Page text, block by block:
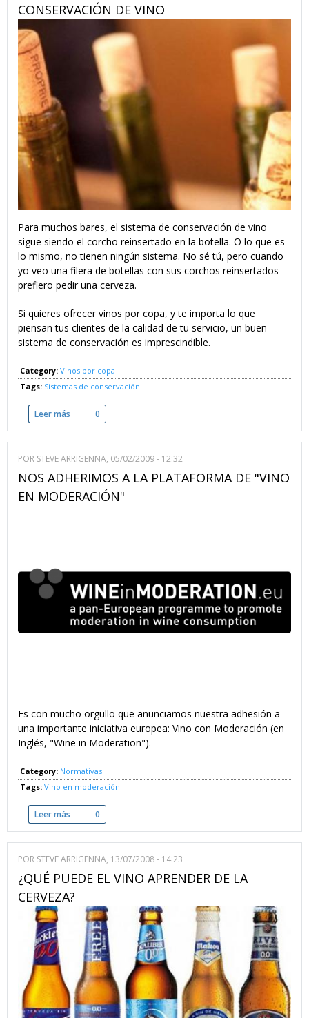
CONSERVACIÓN DE VINO
Para muchos bares, el sistema de conservación de vino
sigue siendo el corcho reinsertado en la botella. O lo que es
lo mismo, no tienen ningún sistema. No sé tú, pero cuando
yo veo una filera de botellas con sus corchos reinsertados
prefiero pedir una cerveza.
Si quieres ofrecer vinos por copa, y te importa lo que
piensan tus clientes de la calidad de tu servicio, un buen
sistema de conservación es imprescindible.
Category: Vinos por copa
Tags: Sistemas de conservación
Leer más sobre Cómo elegir un sistema de conservación de vino
0
POR STEVE ARRIGENNA, 05/02/2009 - 12:32
NOS ADHERIMOS A LA PLATAFORMA DE "VINO
EN MODERACIÓN"
Es con mucho orgullo que anunciamos nuestra adhesión a
una importante iniciativa europea: Vino con Moderación (en
Inglés, "Wine in Moderation").
Category: Normativas
Tags: Vino en moderación
Leer más sobre Nos adherimos a la plataforma de "Vino en
0
POR STEVE ARRIGENNA, 13/07/2008 - 14:23
¿QUÉ PUEDE EL VINO APRENDER DE LA
CERVEZA?